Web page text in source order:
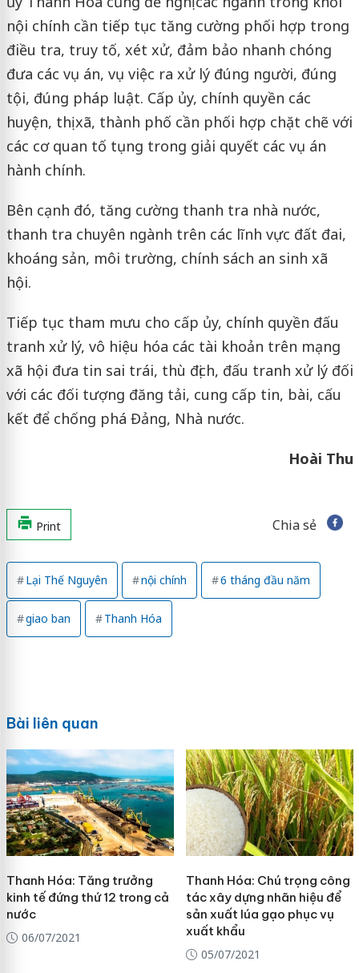
nội chính cần tiếp tục tăng cường phối hợp trong
điều tra, truy tố, xét xử, đảm bảo nhanh chóng
đưa các vụ án, vụ việc ra xử lý đúng người, đúng
tội, đúng pháp luật. Cấp ủy, chính quyền các
huyện, thị xã, thành phố cần phối hợp chặt chẽ với
các cơ quan tố tụng trong giải quyết các vụ án
hành chính.
Bên cạnh đó, tăng cường thanh tra nhà nước,
thanh tra chuyên ngành trên các lĩnh vực đất đai,
khoáng sản, môi trường, chính sách an sinh xã
hội.
Tiếp tục tham mưu cho cấp ủy, chính quyền đấu
tranh xử lý, vô hiệu hóa các tài khoản trên mạng
xã hội đưa tin sai trái, thù địch, đấu tranh xử lý đối
với các đối tượng đăng tải, cung cấp tin, bài, cấu
kết để chống phá Đảng, Nhà nước.
Hoài Thu
Print Chia sẻ
Lại Thế Nguyên nội chính 6 tháng đầu năm
giao ban Thanh Hóa
Bài liên quan
Thanh Hóa: Tăng trưởng
kinh tế đứng thứ 12 trong cả
nước
06/07/2021
Thanh Hóa: Chú trọng công
tác xây dựng nhãn hiệu để
sản xuất lúa gạo phục vụ
xuất khẩu
05/07/2021